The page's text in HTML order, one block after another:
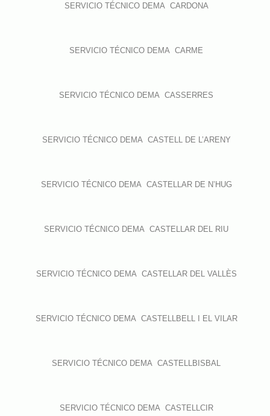
SERVICIO TÉCNICO DEMA CARDONA
SERVICIO TÉCNICO DEMA CARME
SERVICIO TÉCNICO DEMA CASSERRES
SERVICIO TÉCNICO DEMA CASTELL DE L’ARENY
SERVICIO TÉCNICO DEMA CASTELLAR DE N’HUG
SERVICIO TÉCNICO DEMA CASTELLAR DEL RIU
SERVICIO TÉCNICO DEMA CASTELLAR DEL VALLÈS
SERVICIO TÉCNICO DEMA CASTELLBELL I EL VILAR
SERVICIO TÉCNICO DEMA CASTELLBISBAL
SERVICIO TÉCNICO DEMA CASTELLCIR